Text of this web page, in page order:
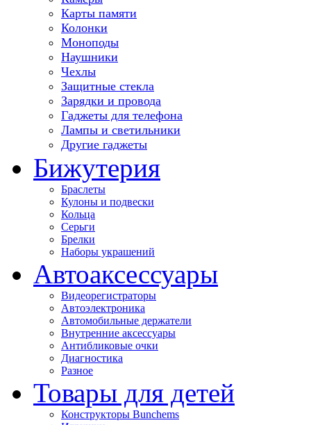
Карты памяти
Колонки
Моноподы
Наушники
Чехлы
Защитные стекла
Зарядки и провода
Гаджеты для телефона
Лампы и светильники
Другие гаджеты
Бижутерия
Браслеты
Кулоны и подвески
Кольца
Серьги
Брелки
Наборы украшений
Автоаксессуары
Видеорегистраторы
Автоэлектроника
Автомобильные держатели
Внутренние аксессуары
Антибликовые очки
Диагностика
Разное
Товары для детей
Конструкторы Bunchems